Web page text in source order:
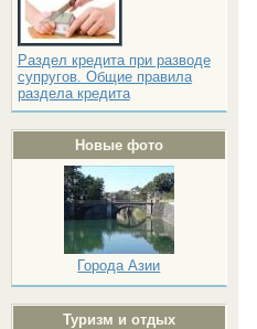
Раздел кредита при разводе
супругов. Общие правила
раздела кредита
Новые фото
Города Азии
Туризм и отдых